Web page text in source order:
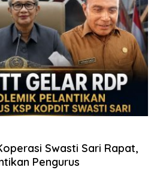
Swasti Sari Rapat,
Pengurus